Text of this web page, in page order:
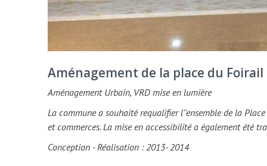
Aménagement de la place du Foirail
Aménagement Urbain, VRD mise en lumière
La commune a souhaité requalifier l''ensemble de la
et commerces. La mise en accessibilité a également été
Conception - Réalisation : 2013- 2014